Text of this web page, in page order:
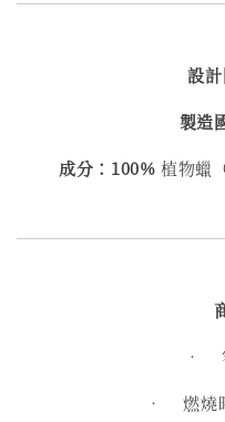
設計
製造
成分：100%植物蠟
•
• 燃燒